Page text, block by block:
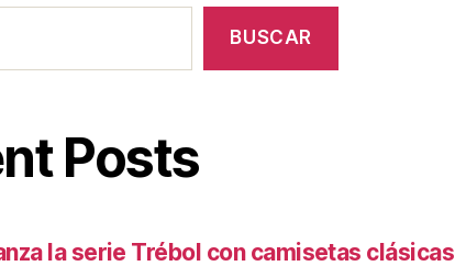
BUSCAR
Posts
la serie Trébol con camisetas clásicas